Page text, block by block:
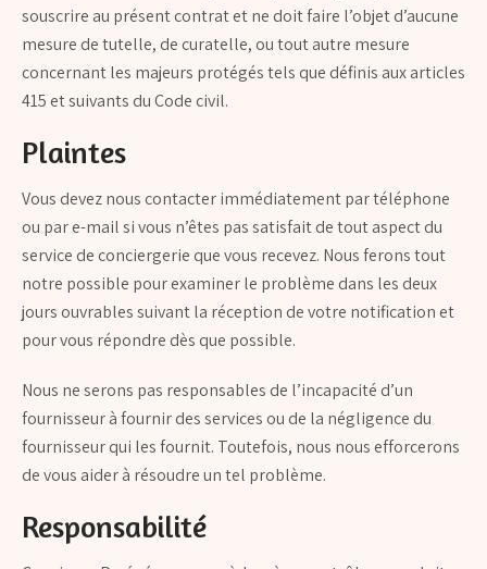
souscrire au présent contrat et ne doit faire l’objet d’aucune
mesure de tutelle, de curatelle, ou tout autre mesure
concernant les majeurs protégés tels que définis aux articles
415 et suivants du Code civil.
Plaintes
Vous devez nous contacter immédiatement par téléphone
ou par e-mail si vous n’êtes pas satisfait de tout aspect du
service de conciergerie que vous recevez. Nous ferons tout
notre possible pour examiner le problème dans les deux
jours ouvrables suivant la réception de votre notification et
pour vous répondre dès que possible.
Nous ne serons pas responsables de l’incapacité d’un
fournisseur à fournir des services ou de la négligence du
fournisseur qui les fournit. Toutefois, nous nous efforcerons
de vous aider à résoudre un tel problème.
Responsabilité